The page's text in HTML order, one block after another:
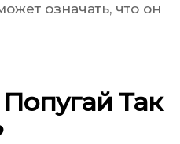
означать, что он
Так